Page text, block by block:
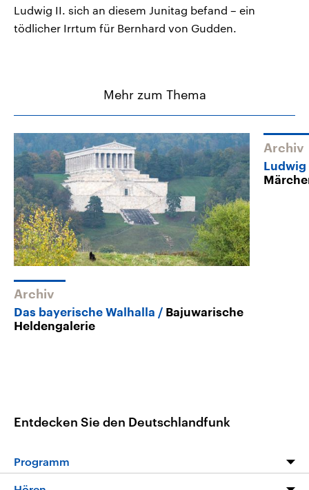
Ludwig II. sich an diesem Junitag befand – ein
tödlicher Irrtum für Bernhard von Gudden.
Mehr zum Thema
Archiv
Das bayerische Walhalla
Bajuwarische
Heldengalerie
Archiv
Ludwig
Entdecken Sie den Deutschlandfunk
Programm
Programm